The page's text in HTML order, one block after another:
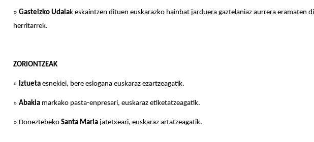
» Gasteizko Udalak eskaintzen dituen euskarazko hainbat jarduera gaztelaniaz aurrera eramaten
herritarrek.
ZORIONTZEAK
» Iztueta esnekiei, bere eslogana euskaraz ezartzeagatik.
» Abakia markako pasta-enpresari, euskaraz etiketatzeagatik.
» Doneztebeko Santa Maria jatetxeari, euskaraz artatzeagatik.